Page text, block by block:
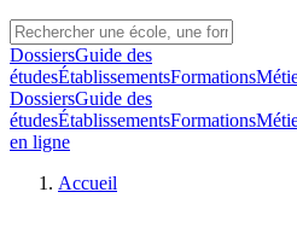
DossiersGuide des
étudesÉtablissementsFormations
DossiersGuide des
étudesÉtablissementsFormations
en ligne
Accueil